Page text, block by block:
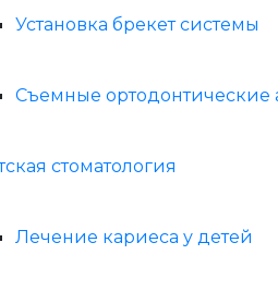
Установка брекет системы
Съемные ортодонтические
стоматология
Лечение кариеса у детей